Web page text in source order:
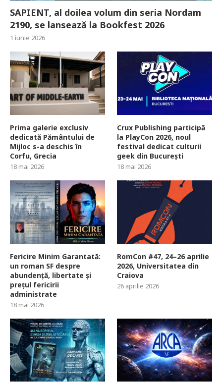
SAPIENT, al doilea volum din seria Nordam
2190, se lansează la Bookfest 2026
1 iunie 2026
Prima galerie exclusiv
dedicată Pământului de
Mijloc s-a deschis în
Corfu, Grecia
18 mai 2026
Crux Publishing participă
la PlayCon 2026, noul
festival dedicat culturii
geek din București
18 mai 2026
Fericire Minim Garantată:
un roman SF despre
abundență, libertate și
prețul fericirii
administrate
18 mai 2026
RomCon #47, 24–26 aprilie
2026, Universitatea din
Craiova
26 aprilie 2026